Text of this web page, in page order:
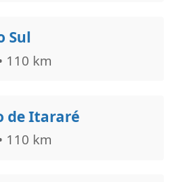
Sul
110 km
de Itararé
110 km